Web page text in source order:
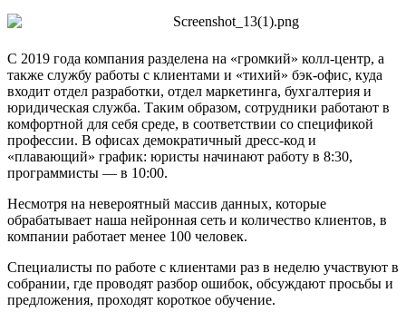
С 2019 года компания разделена на «громкий» колл-центр, а
также службу работы с клиентами и «тихий» бэк-офис, куда
входит отдел разработки, отдел маркетинга, бухгалтерия и
юридическая служба. Таким образом, сотрудники работают в
комфортной для себя среде, в соответствии со спецификой
профессии. В офисах демократичный дресс-код и
«плавающий» график: юристы начинают работу в 8:30,
программисты — в 10:00.
Несмотря на невероятный массив данных, которые
обрабатывает наша нейронная сеть и количество клиентов, в
компании работает менее 100 человек.
Специалисты по работе с клиентами раз в неделю участвуют в
собрании, где проводят разбор ошибок, обсуждают просьбы и
предложения, проходят короткое обучение.